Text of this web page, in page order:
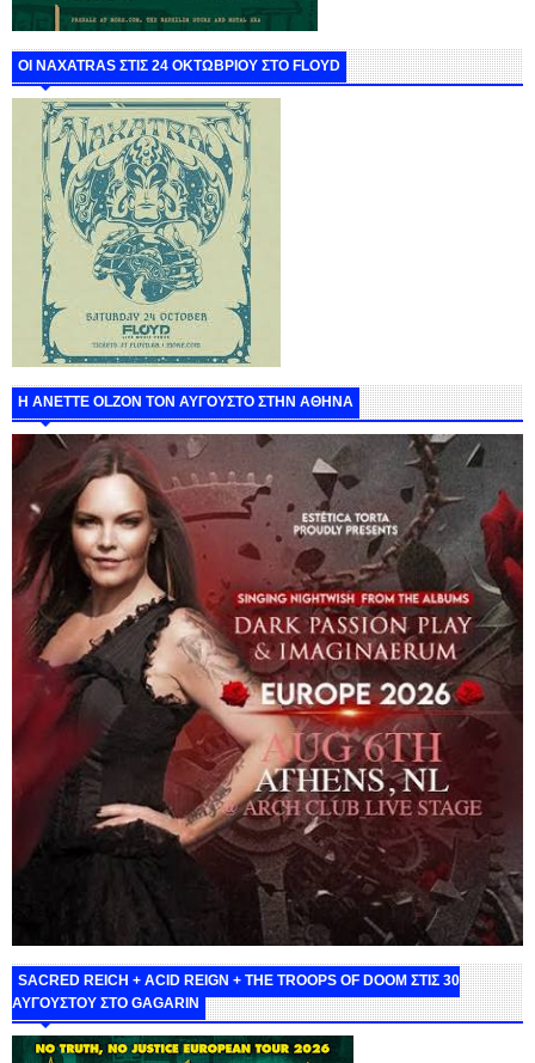
ΟΙ NAXATRAS ΣΤΙΣ 24 ΟΚΤΩΒΡΙΟΥ ΣΤΟ FLOYD
Η ANETTE OLZON ΤΟΝ ΑΥΓΟΥΣΤΟ ΣΤΗΝ ΑΘΗΝΑ
SACRED REICH + ACID REIGN + THE TROOPS OF DOOM ΣΤΙΣ 30
ΑΥΓΟΥΣΤΟΥ ΣΤΟ GAGARIN